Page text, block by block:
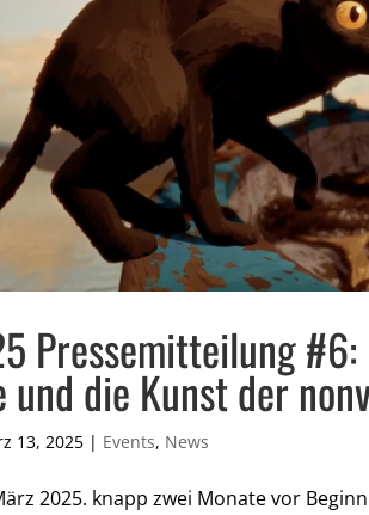
Pressemitteilung
und die Kunst der
13, 2025 | Events, News
2025. knapp zwei Monate vor